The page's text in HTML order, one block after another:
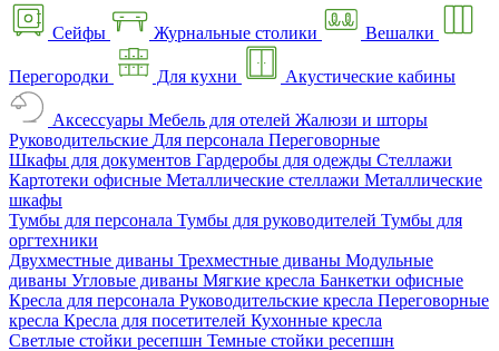
Сейфы Журнальные столики Вешалки
Перегородки Для кухни Акустические кабины
Аксессуары Мебель для отелей Жалюзи и шторы
Руководительские Для персонала Переговорные
Шкафы для документов Гардеробы для одежды Стеллажи
Картотеки офисные Металлические стеллажи Металлические
шкафы
Тумбы для персонала Тумбы для руководителей Тумбы для
оргтехники
Двухместные диваны Трехместные диваны Модульные
диваны Угловые диваны Мягкие кресла Банкетки офисные
Кресла для персонала Руководительские кресла Переговорные
кресла Кресла для посетителей Кухонные кресла
Светлые стойки ресепшн Темные стойки ресепшн